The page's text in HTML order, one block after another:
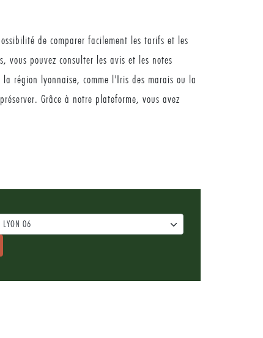
de comparer facilement les tarifs et les
vous pouvez consulter les avis et les notes
région lyonnaise, comme l'Iris des marais ou la
Grâce à notre plateforme, vous avez
06